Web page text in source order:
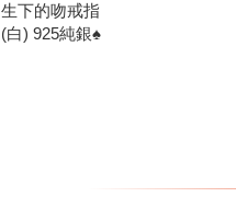
生下的吻戒指
(白) 925純銀♠